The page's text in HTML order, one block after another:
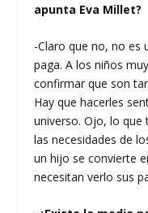
apunta Eva Millet?
-Claro que no, no es
paga. A los niños
confirmar que son
Hay que hacerles
universo. Ojo, lo que
las necesidades de
un hijo se convierte
necesitan verlo sus